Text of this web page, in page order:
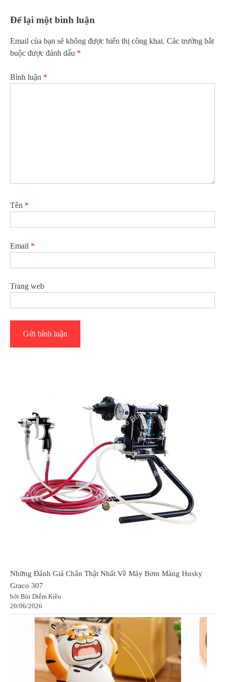
Để lại một bình luận
Email của bạn sẽ không được hiển thị công khai. Các trường bắt
buộc được đánh dấu *
Bình luận *
Tên *
Email *
Trang web
Những Đánh Giá Chân Thật Nhất Về Máy Bơm Màng Husky
Graco 307
bởi Bùi Diễm Kiều
20/06/2026